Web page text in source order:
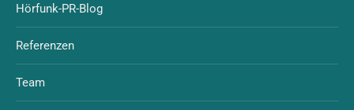
Hörfunk-PR-Blog
Referenzen
Team